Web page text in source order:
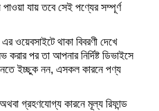
যায় তবে সেই পণ্যের সম্পূর্ণ
থাকা বিবরণী দেখে
করার পর তা আপনার নির্দিষ্ট ডিভাইসে
ইচ্ছুক নন, এসকল কারনে পণ্য
অথবা গ্রহণযোগ্য কারনে মূল্য রিফান্ড